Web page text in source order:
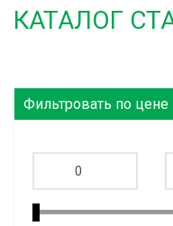
КАТАЛОГ
Фильтровать по цене